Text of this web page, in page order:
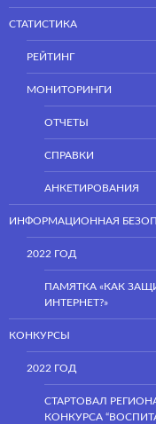
СТАТИСТИКА
РЕЙТИНГ
МОНИТОРИНГИ
ОТЧЕТЫ
СПРАВКИ
АНКЕТИРОВАНИЯ
ИНФОРМАЦИОННАЯ
2022 ГОД
ПАМЯТКА «КАК
ИНТЕРНЕТ?»
КОНКУРСЫ
2022 ГОД
СТАРТОВАЛ
КОНКУРСА